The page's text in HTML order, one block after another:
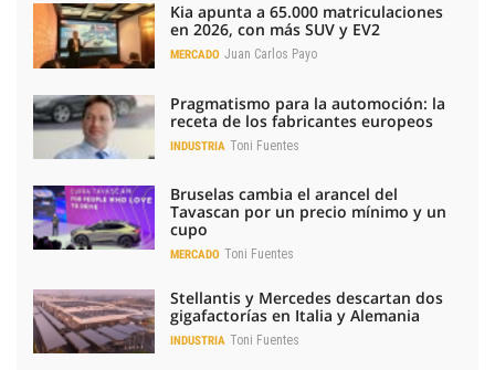
Kia apunta a 65.000 matriculaciones
en 2026, con más SUV y EV2
MERCADO Juan Carlos Payo
Pragmatismo para la automoción: la
receta de los fabricantes europeos
INDUSTRIA Toni Fuentes
Bruselas cambia el arancel del
Tavascan por un precio mínimo y un
cupo
MERCADO Toni Fuentes
Stellantis y Mercedes descartan dos
gigafactorías en Italia y Alemania
INDUSTRIA Toni Fuentes